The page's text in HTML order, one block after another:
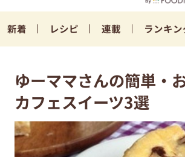
新着 レシピ 連載 ランキン
ゆーママさんの簡単・
カフェスイーツ3選